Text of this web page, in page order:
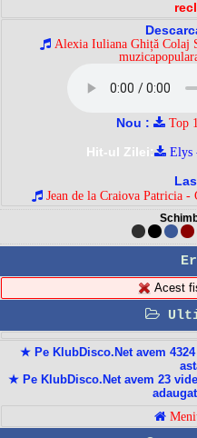
Alexia Iuliana Ghiță Colaj
Nou : Top
Hit-ul Zilei:
Elys
Jean de la Craiova Patricia
Acest
★ Pe KlubDisco.Net avem
★ Pe KlubDisco.Net avem 23